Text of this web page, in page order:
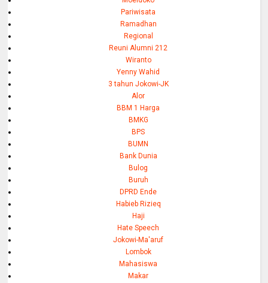
Pariwisata
Ramadhan
Regional
Reuni Alumni 212
Wiranto
Yenny Wahid
3 tahun Jokowi-JK
Alor
BBM 1 Harga
BMKG
BPS
BUMN
Bank Dunia
Bulog
Buruh
DPRD Ende
Habieb Rizieq
Haji
Hate Speech
Jokowi-Ma'aruf
Lombok
Mahasiswa
Makar